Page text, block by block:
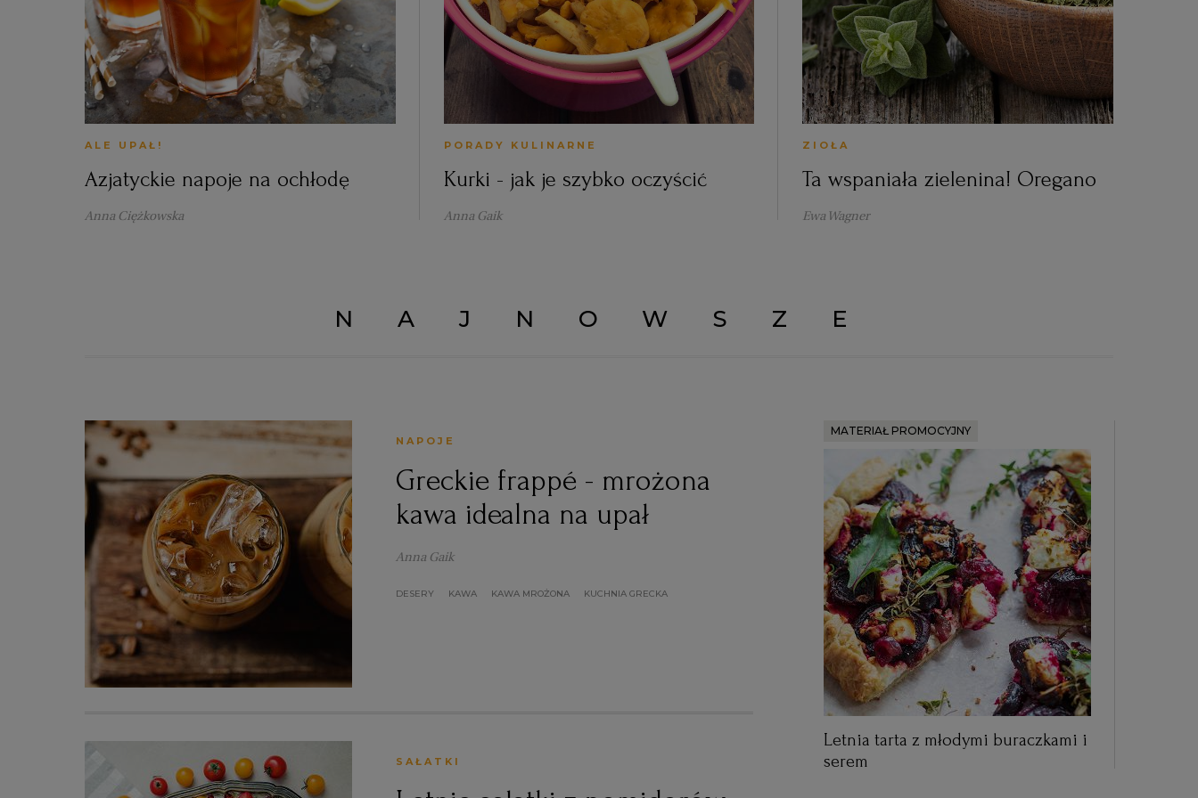
ALE UPAŁ!
Azjatyckie napoje na ochłodę
Anna Ciężkowska
PORADY KULINARNE
Kurki - jak je szybko oczyścić
Anna Gaik
ZIOŁA
Ta wspaniała zielenina! Oregano
Ewa Wagner
NAJNOWSZE
NAPOJE
Greckie frappé - mrożona
kawa idealna na upał
Anna Gaik
DESERY KAWA KAWA MROŻONA KUCHNIA GRECKA
SAŁATKI
MATERIAŁ PROMOCYJNY
Letnia tarta z młodymi buraczkami i
serem